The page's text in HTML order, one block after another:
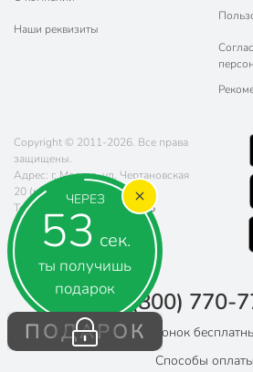
ЧЕРЕЗ
52 сек.
ты получишь
подарок
ПОДАРОК
Наши реквизиты
Copyright © 2011-2026. Все права
защищены.
Адрес: г. Москва, ул. Чертановская
20 (метро Южная)
Телефон:
8 (800) 770-77-06
Почта:sales@poryadok.ru
8 (800) 770-
Звонок
Способы оплаты